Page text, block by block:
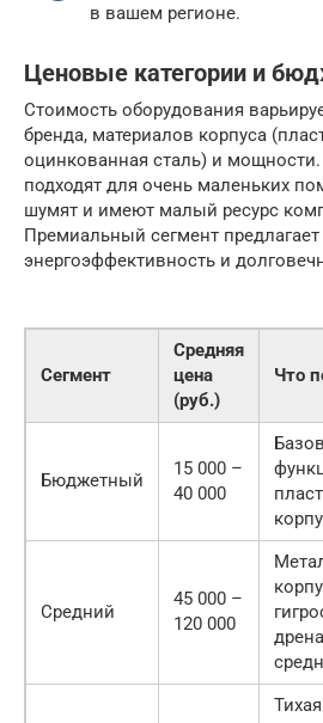
в вашем регионе.
Ценовые категории и
Стоимость оборудования
бренда, материалов корпуса
оцинкованная сталь) и
подходят для очень маленьких
шумят и имеют малый ресурс
Премиальный сегмент
энергоэффективность и
Сегмент
Средняя
цена
(руб.)
Что
Бюджетный
15 000 –
40 000
Средний
45 000 –
120 000